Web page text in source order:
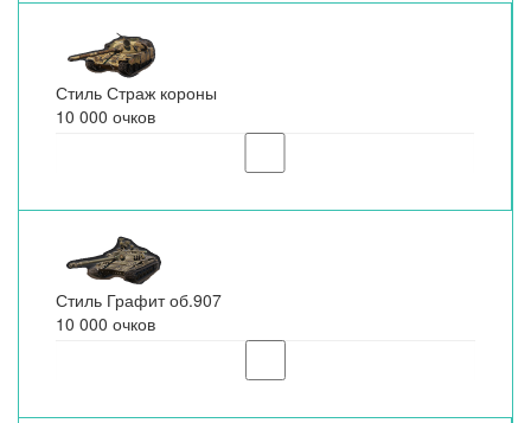
Стиль Страж короны
10 000 очков
Стиль Графит об.907
10 000 очков